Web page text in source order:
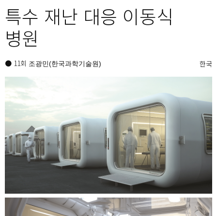
특수 재난 대응 이동식
병원
● 11회 조광민(한국과학기술원) 한국